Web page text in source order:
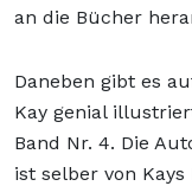
an die Bücher
Daneben gibt es
Kay genial
Band Nr. 4. Die
ist selber von